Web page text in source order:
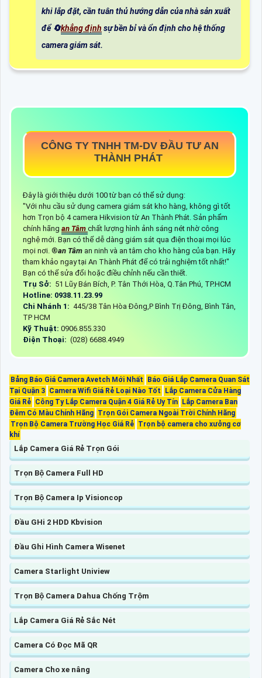
khi lắp đặt, cần tuân thủ hướng dẫn của nhà sản xuất
để 🔄khẳng định sự bền bỉ và ổn định cho hệ thống
camera giám sát.
CÔNG TY TNHH TM-DV ĐẦU TƯ AN
THÀNH PHÁT
Đây là giới thiệu dưới 100 từ bạn có thể sử dụng:
"Với nhu cầu sử dụng camera giám sát kho hàng, không gì tốt
hơn Trọn bộ 4 camera Hikvision từ An Thành Phát. Sản phẩm
chính hãng an Tâm chất lượng hình ảnh sáng nét nhờ công
nghệ mới. Bạn có thể dễ dàng giám sát qua điện thoại mọi lúc
mọi nơi. ®️an Tâm an ninh và an tâm cho kho hàng của bạn. Hãy
tham khảo ngay tại An Thành Phát để có trải nghiệm tốt nhất!"
Bạn có thể sửa đổi hoặc điều chỉnh nếu cần thiết.
Trụ Sở: 51 Lũy Bán Bích, P. Tân Thới Hòa, Q.Tân Phú, TP.HCM
Hotline: 0938.11.23.99
Chi Nhánh 1: 445/38 Tân Hòa Đông,P Bình Trị Đông, Bình Tân,
TP HCM
Kỹ Thuật: 0906.855.330
Điện Thoại: (028) 6688.4949
Bảng Báo Giá Camera Avetch Mới Nhất
Báo Giá Lắp Camera Quan Sát
Tại Quận 3 Camera Wifi Giá Rẻ Loại Nào Tốt
Lắp Camera Cửa Hàng
Giá Rẻ Công Ty Lắp Camera Quận 4 Giá Rẻ Uy Tín
Lắp Camera Ban
Đêm Có Màu Chính Hãng Trọn Gói Camera Ngoài Trời Chính Hãng
Trọn Bộ Camera Trường Học Giá Rẻ Trọn bộ camera cho xưởng cơ
khí
Lắp Camera Giá Rẻ Trọn Gói
Trọn Bộ Camera Full HD
Trọn Bộ Camera Ip Visioncop
Đầu GHi 2 HDD Kbvision
Đầu Ghi Hình Camera Wisenet
Camera Starlight Uniview
Trọn Bộ Camera Dahua Chống Trộm
Lắp Camera Giá Rẻ Sắc Nét
Camera Có Đọc Mã QR
Camera Cho xe nâng